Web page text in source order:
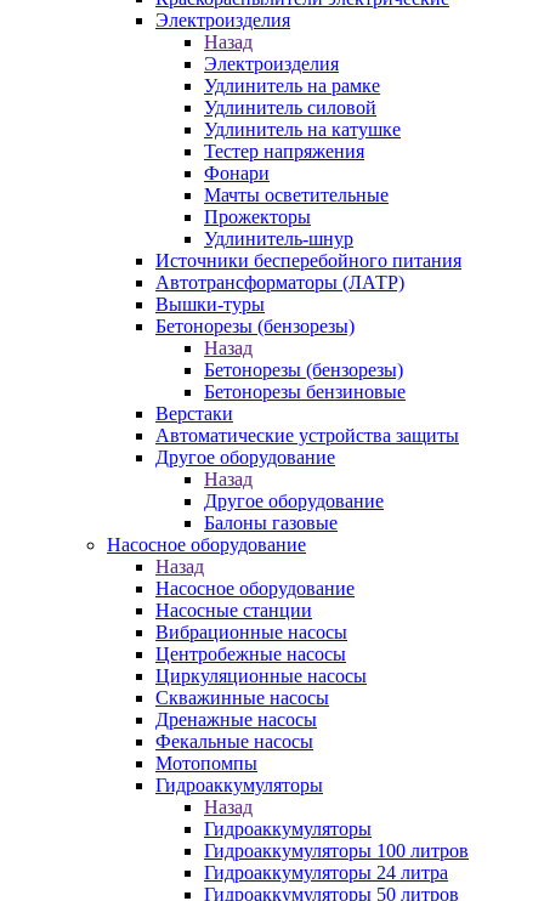
Электроизделия
Назад
Электроизделия
Удлинитель на рамке
Удлинитель силовой
Удлинитель на катушке
Тестер напряжения
Фонари
Мачты осветительные
Прожекторы
Удлинитель-шнур
Источники бесперебойного питания
Автотрансформаторы (ЛАТР)
Вышки-туры
Бетонорезы (бензорезы)
Назад
Бетонорезы (бензорезы)
Бетонорезы бензиновые
Верстаки
Автоматические устройства защиты
Другое оборудование
Назад
Другое оборудование
Балоны газовые
Насосное оборудование
Назад
Насосное оборудование
Насосные станции
Вибрационные насосы
Центробежные насосы
Циркуляционные насосы
Скважинные насосы
Дренажные насосы
Фекальные насосы
Мотопомпы
Гидроаккумуляторы
Назад
Гидроаккумуляторы
Гидроаккумуляторы 100 литров
Гидроаккумуляторы 24 литра
Гидроаккумуляторы 50 литров